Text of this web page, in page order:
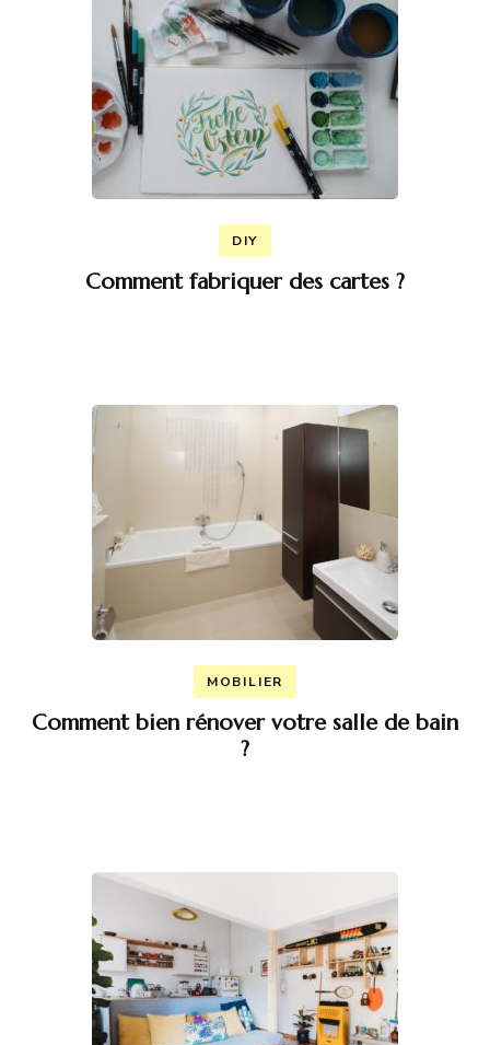
DIY
Comment fabriquer des cartes ?
MOBILIER
Comment bien rénover votre salle de bain
?